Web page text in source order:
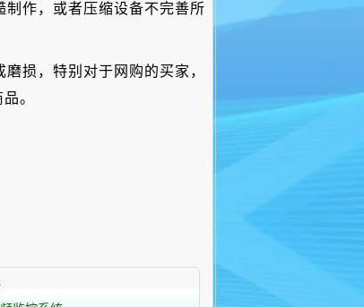
作，或者压缩设备不完善所
损，特别对于网购的买家，
。